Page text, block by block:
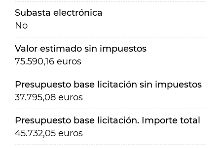
Subasta electrónica
No
Valor estimado sin impuestos
75.590,16 euros
Presupuesto base licitación sin impuestos
37.795,08 euros
Presupuesto base licitación. Importe total
45.732,05 euros